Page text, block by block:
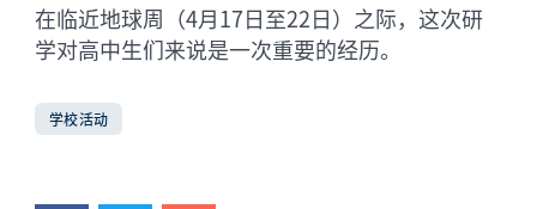
在临近地球周（4月17日至22日）之际，这次研
学对高中生们来说是一次重要的经历。
学校活动